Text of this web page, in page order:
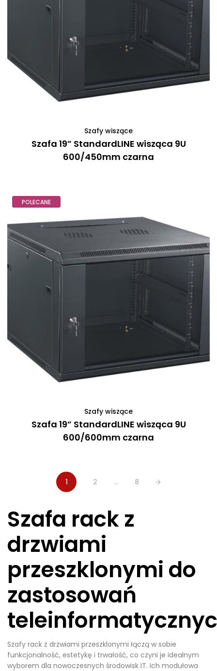
Szafy wiszące
Szafa 19” StandardLINE wisząca 9U
600/450mm czarna
POLECANE
Szafy wiszące
Szafa 19” StandardLINE wisząca 9U
600/600mm czarna
1 2 … 8
Szafa rack z
drzwiami
przeszklonymi do
zastosowań
Szafy rack z drzwiami przeszklonymi łączą w sobie
funkcjonalność, estetykę i trwałość, co czyni je idealnym
wyborem dla nowoczesnych środowisk IT. Ich modułowa